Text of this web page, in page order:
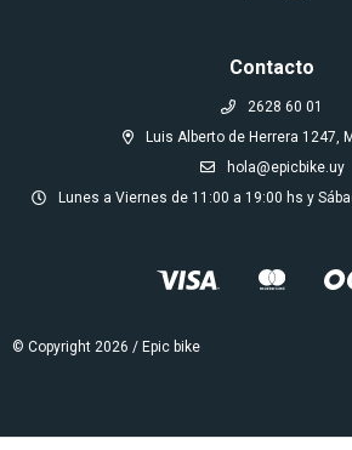
Contacto
2628 60 01
Luis Alberto de Herrera 1247,
hola@epicbike.uy
Lunes a Viernes de 11:00 a 19:00 hs y
© Copyright 2026 / Epic bike